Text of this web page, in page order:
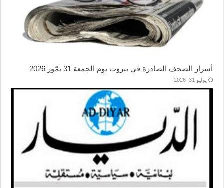
أسرار الصحف الصادرة في بيروت يوم الجمعة 31 تمّوز 2026
يوليو 31, 2026